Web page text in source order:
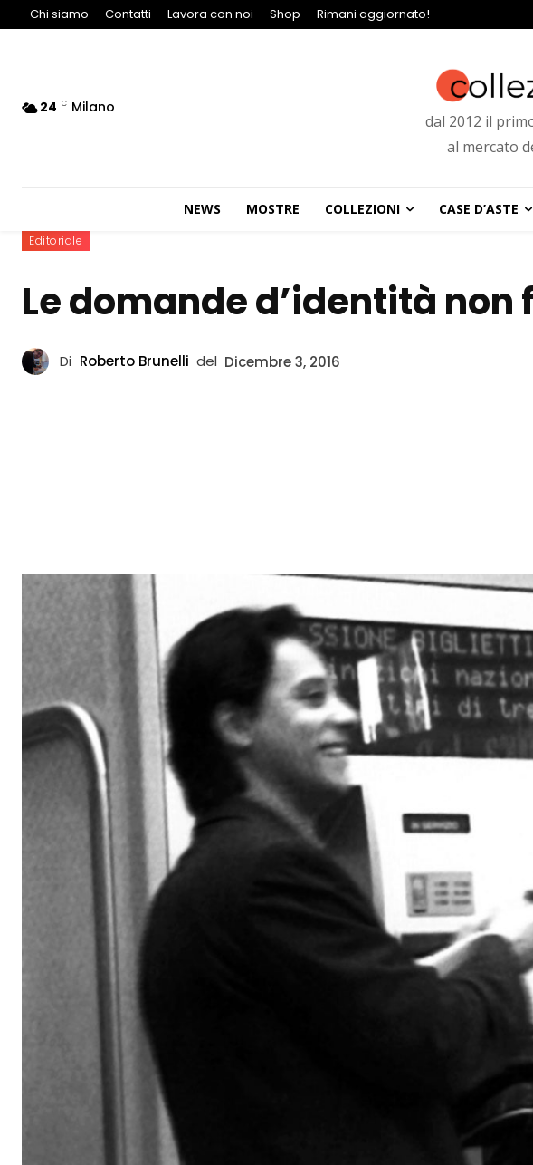
Chi siamo Contatti Lavora con noi Shop Rimani aggiornato!
24 C Milano
dal 2012 il
al mercato
NEWS MOSTRE COLLEZIONI CASE D’ASTE
Editoriale
Le domande d’identità
Di Roberto Brunelli del Dicembre 3, 2016